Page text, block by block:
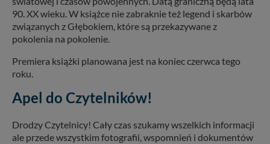
90. XX wieku. W książce nie zabraknie też legend i skarbów
związanych z Głębokiem, które są przekazywane z
pokolenia na pokolenie.
Premiera książki planowana jest na koniec czerwca tego
roku.
Apel do Czytelników!
Drodzy Czytelnicy! Cały czas szukamy wszelkich informacji
ale przede wszystkim fotografii, wspomnień i dokumentów